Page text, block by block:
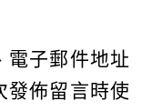
電子郵件地址
發佈留言時使